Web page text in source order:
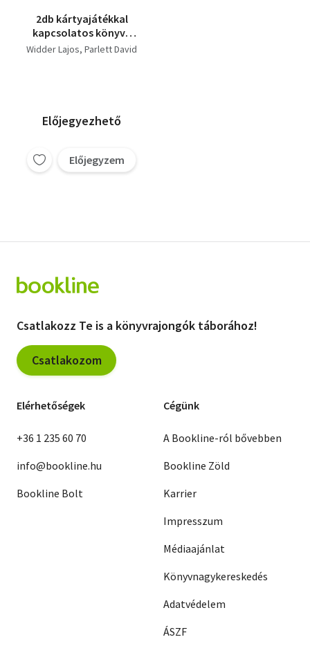
2db kártyajátékkal
kapcsolatos könyv -
Widder Lajos-Ulti
Widder Lajos Parlett David
Előjegyezhető
Előjegyzem
Csatlakozz Te is a könyvrajongók táborához!
Csatlakozom
Elérhetőségek
+36 1 235 60 70
info@bookline.hu
Bookline Bolt
Cégünk
A Bookline-ról bővebben
Bookline Zöld
Karrier
Impresszum
Médiaajánlat
Könyvnagykereskedés
Adatvédelem
ÁSZF